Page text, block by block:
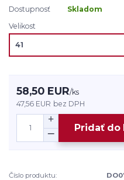
Dostupnosť
Skladom
Velikost
58,50 EUR/ks
47,56 EUR bez DPH
Pridať do
Číslo produktu: